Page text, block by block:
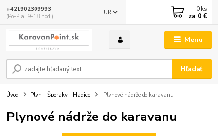
Menu
EUR
Hľadať
+421902309993
(Po-Pia, 9-18 hod.)
0 ks
za 0 €
Úvod Plyn - Šporaky - Hadice Plynové nádrže do karavanu
Plynové nádrže do karavanu